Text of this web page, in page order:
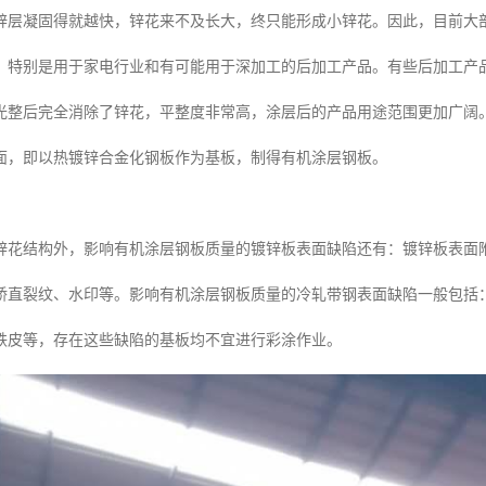
层凝固得就越快，锌花来不及长大，终只能形成小锌花。因此，目前
特别是用于家电行业和有可能用于深加工的后加工产品。有些后加工
整后完全消除了锌花，平整度非常高，涂层后的产品用途范围更加广
，即以热镀锌合金化钢板作为基板，制得有机涂层钢板。
花结构外，影响有机涂层钢板质量的镀锌板表面缺陷还有：镀锌板表
直裂纹、水印等。影响有机涂层钢板质量的冷轧带钢表面缺陷一般包
皮等，存在这些缺陷的基板均不宜进行彩涂作业。